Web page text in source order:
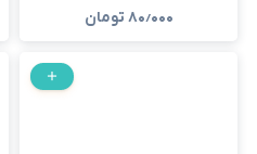
۸۰٫۰۰۰ تومان